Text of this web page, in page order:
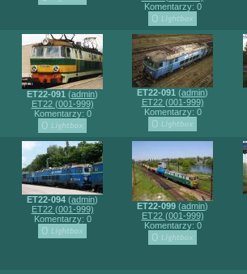
Komentarzy: 0
ET22-091 (admin)
ET22 (001-999)
Komentarzy: 0
ET22-091 (admin)
ET22 (001-999)
Komentarzy: 0
ET22-094 (admin)
ET22 (001-999)
Komentarzy: 0
ET22-099 (admin)
ET22 (001-999)
Komentarzy: 0